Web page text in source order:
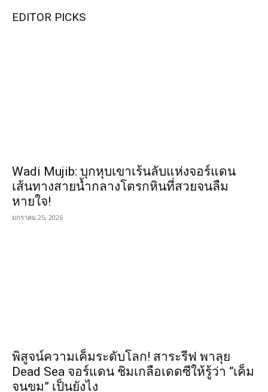
EDITOR PICKS
Wadi Mujib: บุกหุบเขาเร้นลับแห่งจอร์แดน
เส้นทางสายน้ำกลางโตรกหินที่สวยจนลืม
หายใจ!
มกราคม 25, 2026
พิสูจน์ความเค็มระดับโลก! สาระรีฟ พาลุย
Dead Sea จอร์แดน ชิมเกลือเดดซีให้รู้ว่า “เค็ม
จนขม” เป็นยังไง